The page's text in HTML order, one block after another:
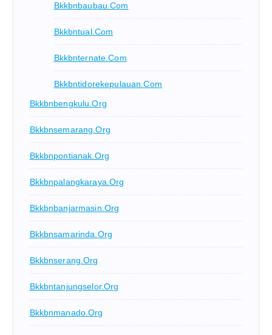
Bkkbnbaubau.com
Bkkbntual.com
Bkkbnternate.com
Bkkbntidorekepulauan.com
Bkkbnbengkulu.org
Bkkbnsemarang.org
Bkkbnpontianak.org
Bkkbnpalangkaraya.org
Bkkbnbanjarmasin.org
Bkkbnsamarinda.org
Bkkbnserang.org
Bkkbntanjungselor.org
Bkkbnmanado.org